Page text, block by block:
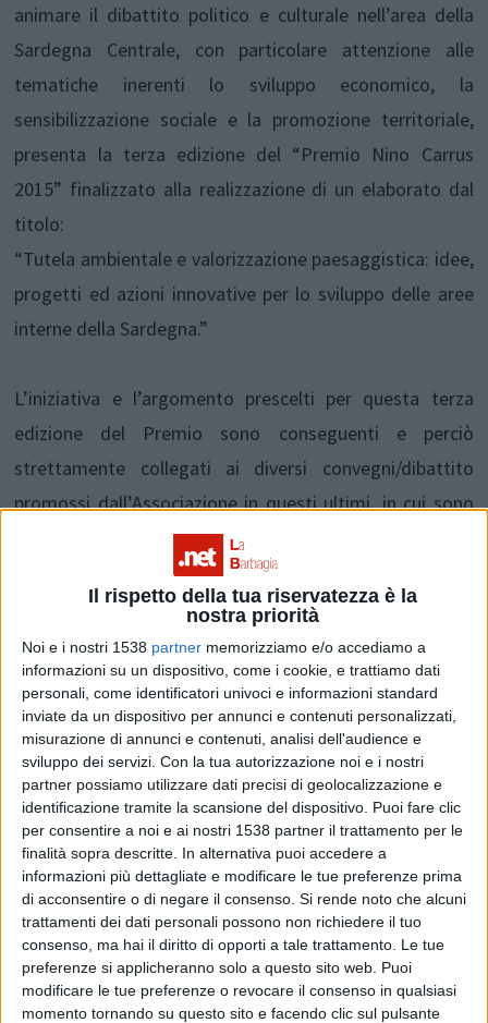
Il rispetto della tua riservatezza è la
nostra priorità
Noi e i nostri 1538 partner memorizziamo e/o accediamo a
informazioni su un dispositivo, come i cookie, e trattiamo dati
personali, come identificatori univoci e informazioni standard
inviate da un dispositivo per annunci e contenuti personalizzati,
misurazione di annunci e contenuti, analisi dell'audience e
sviluppo dei servizi. Con la tua autorizzazione noi e i nostri
partner possiamo utilizzare dati precisi di geolocalizzazione e
identificazione tramite la scansione del dispositivo. Puoi fare clic
per consentire a noi e ai nostri 1538 partner il trattamento per le
finalità sopra descritte. In alternativa puoi accedere a
informazioni più dettagliate e modificare le tue preferenze prima
di acconsentire o di negare il consenso. Si rende noto che alcuni
trattamenti dei dati personali possono non richiedere il tuo
consenso, ma hai il diritto di opporti a tale trattamento. Le tue
preferenze si applicheranno solo a questo sito web. Puoi
modificare le tue preferenze o revocare il consenso in qualsiasi
momento tornando su questo sito e facendo clic sul pulsante
animare il dibattito politico e culturale nell’area della
Sardegna Centrale, con particolare attenzione alle
tematiche inerenti lo sviluppo economico, la
sensibilizzazione sociale e la promozione territoriale,
presenta la terza edizione del “Premio Nino Carrus
2015” finalizzato alla realizzazione di un elaborato dal
titolo:
“Tutela ambientale e valorizzazione paesaggistica: idee,
progetti ed azioni innovative per lo sviluppo delle aree
interne della Sardegna.”
L’iniziativa e l’argomento prescelti per questa terza
edizione del Premio sono conseguenti e perciò
strettamente collegati ai diversi convegni/dibattito
promossi dall’Associazione in questi ultimi, in cui sono
stati affrontati e sviluppati a fondo i temi dell’ambiente
e del paesaggio, ritenendo che la loro tutela e
valorizzazione costituiscano gli elementi imprescindibili
per lo sviluppo sostenibile di una società evoluta.
L’obiettivo dell’associazione è di stimolare i giovani
sardi a riflettere sull’importanza di queste
problematiche e sulla individuazione degli strumenti
(organizzativi e legislativi) che ci permettano di
ripensare e costruire un nuovo modello di sviluppo per le
aree interne della Sardegna. In questo quadro assume
particolare attenzione la indicazione degli attori e dei
soggetti pubblici e privati da coinvolgere nel processo di
sviluppo, motivandone il ruolo e l’importanza.